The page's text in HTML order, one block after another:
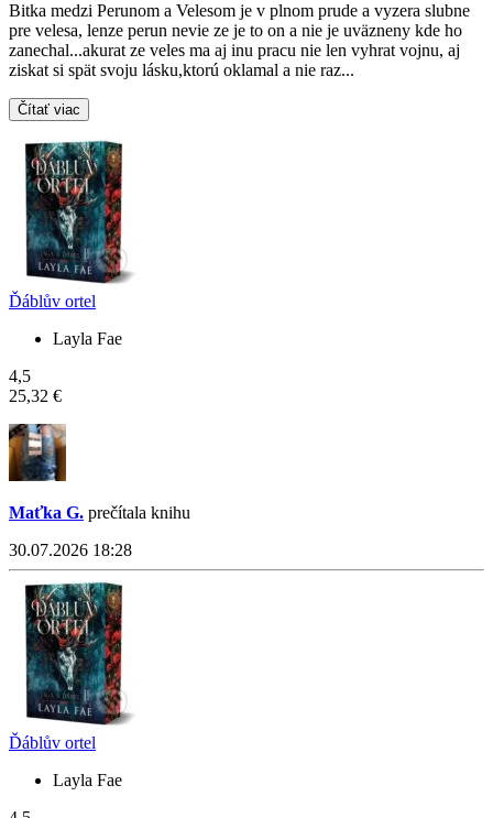
Bitka medzi Perunom a Velesom je v plnom prude a vyzera slubne
pre velesa, lenze perun nevie ze je to on a nie je uväzneny kde ho
zanechal...akurat ze veles ma aj inu pracu nie len vyhrat vojnu, aj
ziskat si spät svoju lásku,ktorú oklamal a nie raz...
Čítať viac
Ďáblův ortel
Layla Fae
4,5
25,32 €
Maťka G. prečítala knihu
30.07.2026 18:28
Ďáblův ortel
Layla Fae